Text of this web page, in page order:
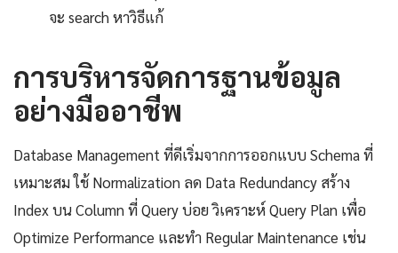
จะ search หาวิธีแก้
การบริหารจัดการฐานข้อมูล
อย่างมืออาชีพ
Database Management ที่ดีเริ่มจากการออกแบบ Schema ที่
เหมาะสม ใช้ Normalization ลด Data Redundancy สร้าง
Index บน Column ที่ Query บ่อย วิเคราะห์ Query Plan เพื่อ
Optimize Performance และทำ Regular Maintenance เช่น